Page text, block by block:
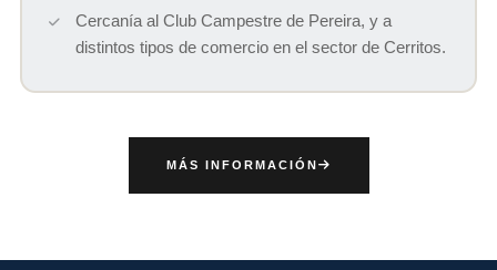
Cercanía al Club Campestre de Pereira, y a
distintos tipos de comercio en el sector de Cerritos.
MÁS INFORMACIÓN